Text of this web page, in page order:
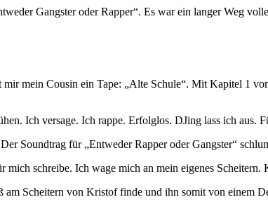
Gangster oder Rapper“. Es war ein langer Weg
mein Cousin ein Tape: „Alte Schule“. Mit Kapitel 1
Ich versage. Ich rappe. Erfolglos. DJing lass ich aus.
Soundtrag für „Entweder Rapper oder Gangster“
schreibe. Ich wage mich an mein eigenes
Scheitern von Kristof finde und ihn somit von einem